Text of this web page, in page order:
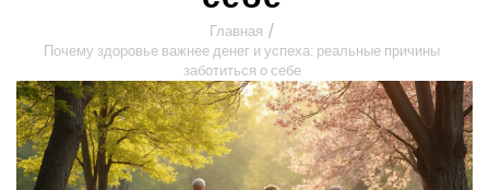
Главная /
Почему здоровье важнее денег и успеха: реальные причины
заботиться о себе